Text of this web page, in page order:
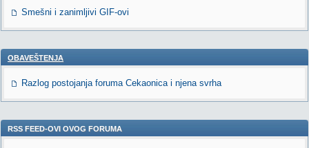
Smešni i zanimljivi GIF-ovi
OBAVEŠTENJA
Razlog postojanja foruma Cekaonica i njena svrha
RSS FEED-OVI OVOG FORUMA